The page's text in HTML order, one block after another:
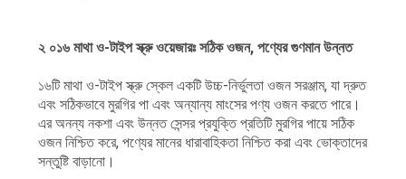
২ ০১৬ মাথা ও-টাইপ স্ক্রু ওয়েজারঃ সঠিক ওজন, পণ্যের গুণমান উন্নত
১৬টি মাথা ও-টাইপ স্ক্রু স্কেল একটি উচ্চ-নির্ভুলতা ওজন সরঞ্জাম, যা দ্রুত
এবং সঠিকভাবে মুরগির পা এবং অন্যান্য মাংসের পণ্য ওজন করতে পারে।
এর অনন্য নকশা এবং উন্নত সেন্সর প্রযুক্তি প্রতিটি মুরগির পায়ে সঠিক
ওজন নিশ্চিত করে, পণ্যের মানের ধারাবাহিকতা নিশ্চিত করা এবং ভোক্তাদের
সন্তুষ্টি বাড়ানো।